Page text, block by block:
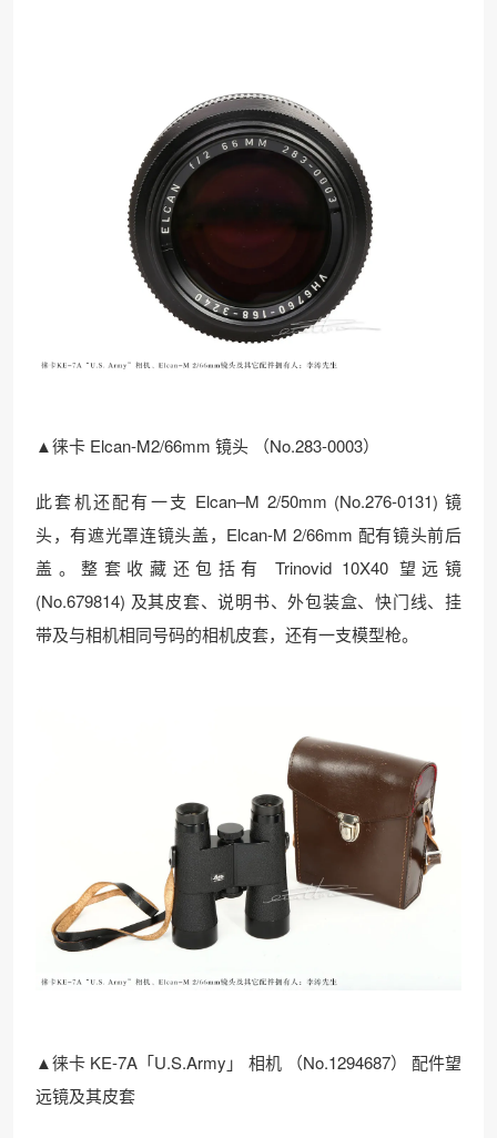
▲徕卡 Elcan-M2/66mm 镜头 （No.283-0003）
此套机还配有一支 Elcan–M 2/50mm (No.276-0131) 镜
头，有遮光罩连镜头盖，Elcan-M 2/66mm 配有镜头前后
盖。整套收藏还包括有 Trinovid 10X40 望远镜
(No.679814) 及其皮套、说明书、外包装盒、快门线、挂
带及与相机相同号码的相机皮套，还有一支模型枪。
▲徕卡 KE-7A「U.S.Army」 相机 （No.1294687） 配件望
远镜及其皮套